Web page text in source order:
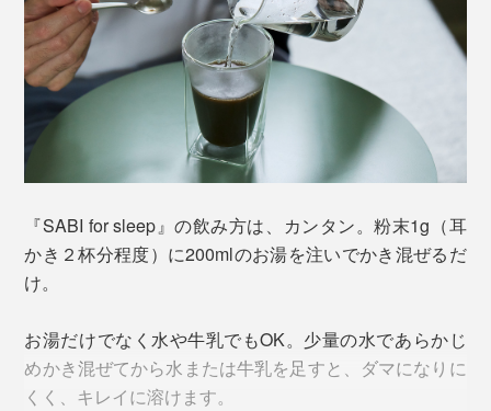
第三者機関での検査により、有害物質やTHCを含有して
いないことも証明されており、国内のISO取得工場で徹
底した衛生・品質管理のもと、お茶に加工されていま
す。
ほうじ茶の焙煎の時間や度合いにもこだわり、茶葉をま
るごと粉砕することで、お茶の香りや有効成分を最大限
に抽出しています。
用していないため、就寝前の一杯として最適。
CBD特有の苦味はお茶の渋みと調和し、言われなければ
『SABI for sleep』の飲み方は、カンタン。粉末1g（耳
かき２杯分程度）に200mlのお湯を注いでかき混ぜるだ
け。
お湯だけでなく水や牛乳でもOK。少量の水であらかじ
めかき混ぜてから水または牛乳を足すと、ダマになりに
くく、キレイに溶けます。